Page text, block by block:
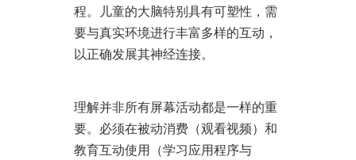
程。儿童的大脑特别具有可塑性，需
要与真实环境进行丰富多样的互动，
以正确发展其神经连接。
理解并非所有屏幕活动都是一样的重
要。必须在被动消费（观看视频）和
教育互动使用（学习应用程序与